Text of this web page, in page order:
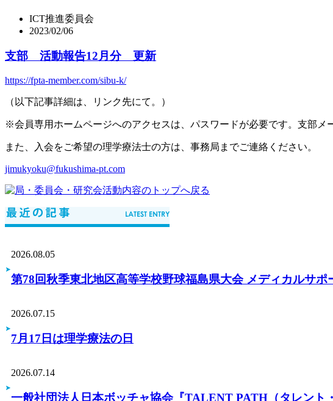
ICT推進委員会
2023/02/06
支部 活動報告12月分 更新
https://fpta-member.com/sibu-k/
（以下記事詳細は、リンク先にて。）
※会員専用ホームページへのアクセスは、パスワードが必要です。支部メ
また、入会をご希望の理学療法士の方は、事務局までご連絡ください。
jimukyoku@fukushima-pt.com
2026.08.05
第78回秋季東北地区高等学校野球福島県大会 メディカルサポ
2026.07.15
7月17日は理学療法の日
2026.07.14
一般社団法人日本ボッチャ協会『TALENT PATH（タレント